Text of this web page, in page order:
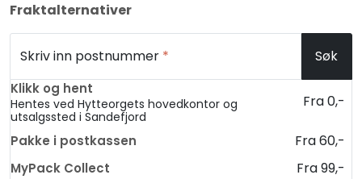
Fraktalternativer
Skriv inn postnummer * Søk
Klikk og hent
Hentes ved Hytteorgets hovedkontor og
utsalgssted i Sandefjord
Fra 0,-
Pakke i postkassen Fra 60,-
MyPack Collect Fra 99,-